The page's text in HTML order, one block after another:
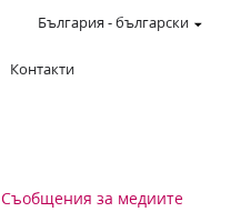
Контакти
България -български
Съобщения за медиите